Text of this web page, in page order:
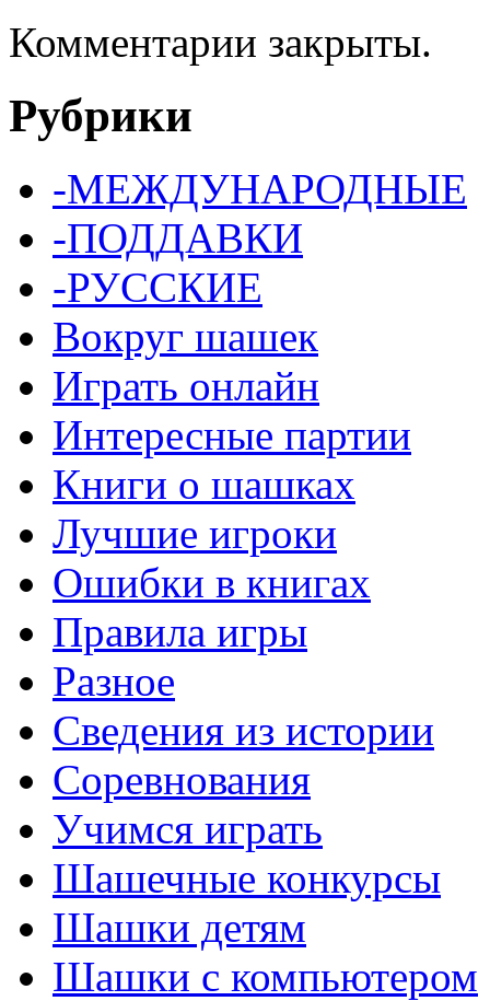
Комментарии закрыты.
Рубрики
-МЕЖДУНАРОДНЫЕ
-ПОДДАВКИ
-РУССКИЕ
Вокруг шашек
Играть онлайн
Интересные партии
Книги о шашках
Лучшие игроки
Ошибки в книгах
Правила игры
Разное
Сведения из истории
Соревнования
Учимся играть
Шашечные конкурсы
Шашки детям
Шашки с компьютером